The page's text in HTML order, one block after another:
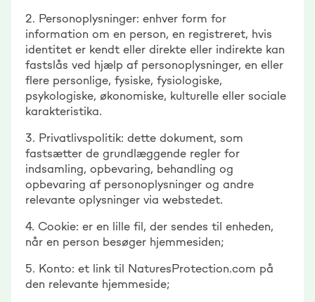
2. Personoplysninger: enhver form for
information om en person, en registreret, hvis
identitet er kendt eller direkte eller indirekte kan
fastslås ved hjælp af personoplysninger, en eller
flere personlige, fysiske, fysiologiske,
psykologiske, økonomiske, kulturelle eller sociale
karakteristika.
3. Privatlivspolitik: dette dokument, som
fastsætter de grundlæggende regler for
indsamling, opbevaring, behandling og
opbevaring af personoplysninger og andre
relevante oplysninger via webstedet.
4. Cookie: er en lille fil, der sendes til enheden,
når en person besøger hjemmesiden;
5. Konto: et link til NaturesProtection.com på
den relevante hjemmeside;